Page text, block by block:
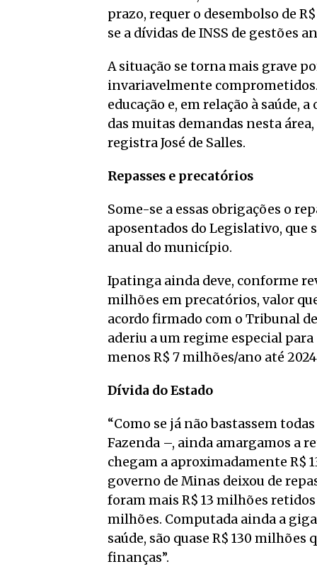
prazo, requer o desembolso de
se a dívidas de INSS de gestões
A situação se torna mais grave
invariavelmente
educação e, em relação à saúde,
das muitas demandas nesta
registra José de Salles.
Repasses e precatórios
Some-se a essas obrigações o
aposentados do Legislativo,
anual do município.
Ipatinga ainda deve, conforme
milhões em precatórios, valor
acordo firmado com o Tribunal
aderiu a um regime especial
menos R$ 7 milhões/ano até
Dívida do Estado
“Como se já não bastassem
Fazenda –, ainda amargamos a
chegam a aproximadamente R$
governo de Minas deixou de
foram mais R$ 13 milhões retidos
milhões. Computada ainda a
saúde, são quase R$ 130
finanças”.